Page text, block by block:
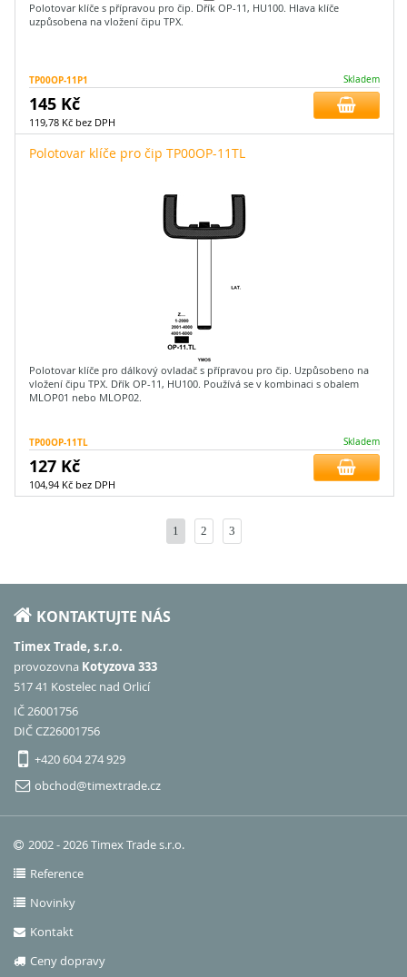
Polotovar klíče s přípravou pro čip. Dřík OP-11, HU100. Hlava klíče
uzpůsobena na vložení čipu TPX.
TP00OP-11P1 Skladem
145 Kč
119,78 Kč bez DPH
Polotovar klíče pro čip TP00OP-11TL
Polotovar klíče pro dálkový ovladač s přípravou pro čip. Uzpůsobeno na
vložení čipu TPX. Dřík OP-11, HU100. Používá se v kombinaci s obalem
MLOP01 nebo MLOP02.
TP00OP-11TL Skladem
127 Kč
104,94 Kč bez DPH
1 2 3
KONTAKTUJTE NÁS
Timex Trade, s.r.o.
provozovna Kotyzova 333
517 41 Kostelec nad Orlicí
IČ 26001756
DIČ CZ26001756
+420 604 274 929
obchod@timextrade.cz
2002 - 2026 Timex Trade s.r.o.
Reference
Novinky
Kontakt
Ceny dopravy